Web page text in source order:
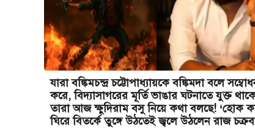
যারা বঙ্কিমচন্দ্র চট্টোপাধ্যায়কে বঙ্কিমদা বলে
করে, বিদ্যাসাগরের মূর্তি ভাঙার ঘটনাতে যুক্ত
তারা আজ ক্ষুদিরাম বসু নিয়ে কথা বলছে! ‘হোক
ঘিরে বিতর্কে তুঙ্গে উঠতেই জ্বলে উঠলেন রাজ